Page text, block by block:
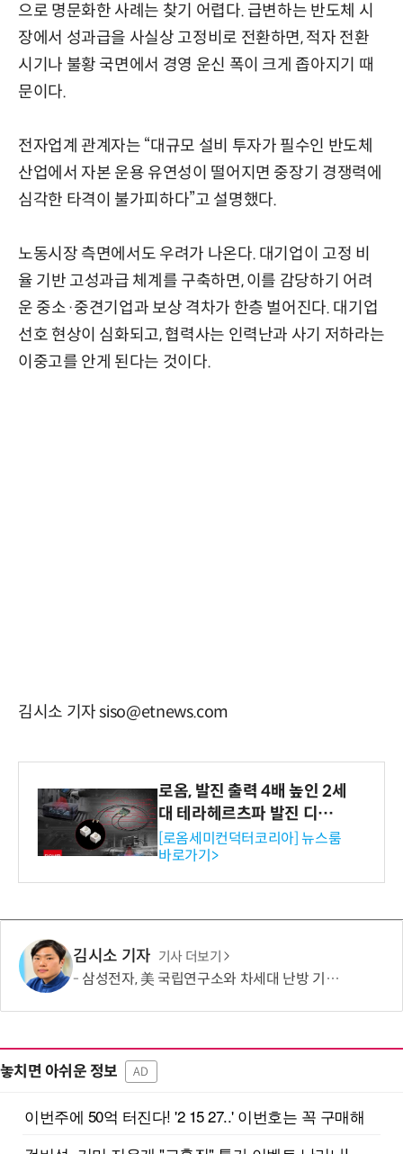
으로 명문화한 사례는 찾기 어렵다. 급변하는 반도체 시
장에서 성과급을 사실상 고정비로 전환하면, 적자 전환
시기나 불황 국면에서 경영 운신 폭이 크게 좁아지기 때
문이다.
전자업계 관계자는 “대규모 설비 투자가 필수인 반도체
산업에서 자본 운용 유연성이 떨어지면 중장기 경쟁력에
심각한 타격이 불가피하다”고 설명했다.
노동시장 측면에서도 우려가 나온다. 대기업이 고정 비
율 기반 고성과급 체계를 구축하면, 이를 감당하기 어려
운 중소·중견기업과 보상 격차가 한층 벌어진다. 대기업
선호 현상이 심화되고, 협력사는 인력난과 사기 저하라는
이중고를 안게 된다는 것이다.
김시소 기자 siso@etnews.com
로옴, 발진 출력 4배 높인 2세
대 테라헤르츠파 발진 디바이
스 개발
[로옴세미컨덕터코리아] 뉴스룸
바로가기>
김시소 기자 기사 더보기
삼성전자, 美 국립연구소와 차세대 난방 기술 개발한다
놓치면 아쉬운 정보 AD